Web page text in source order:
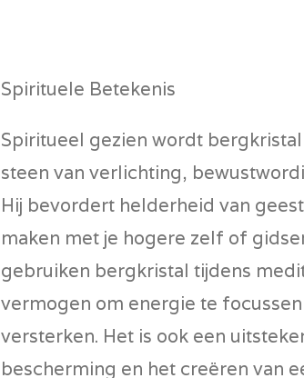
Spirituele Betekenis
Spiritueel gezien wordt
steen van verlichting,
Hij bevordert helderheid van
maken met je hogere zelf of
gebruiken bergkristal tijdens
vermogen om energie te
versterken. Het is ook een
bescherming en het creëren van